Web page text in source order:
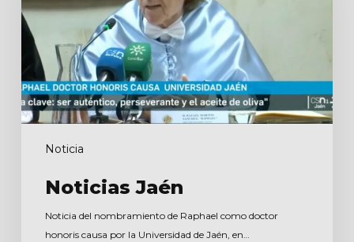
Noticia
Noticias Jaén
Noticia del nombramiento de Raphael como doctor
honoris causa por la Universidad de Jaén, en…